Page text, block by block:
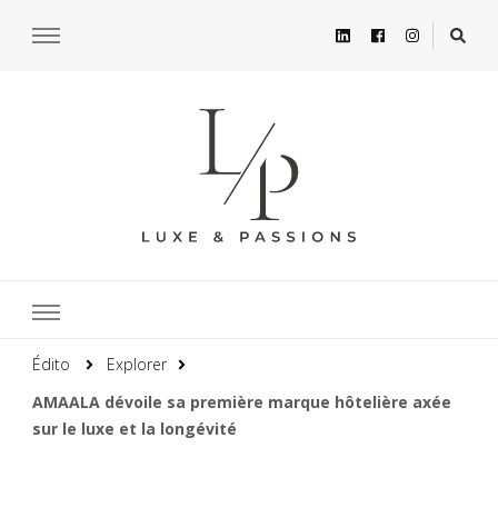
Édito
Explorer
AMAALA dévoile sa première marque hôtelière axée
sur le luxe et la longévité